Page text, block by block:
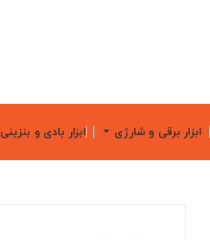
ابزار برقی و شارژی ابزار بادی و بنزینی